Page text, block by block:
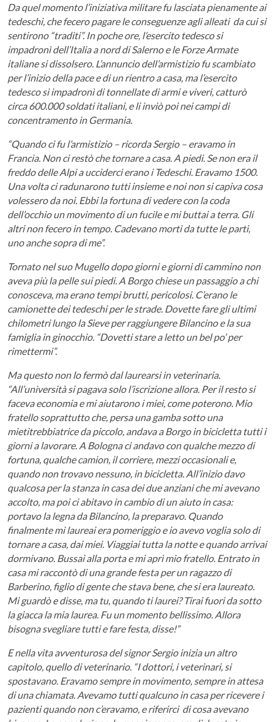
Da quel momento l’iniziativa militare fu lasciata pienamente ai
tedeschi, che fecero pagare le conseguenze agli alleati da cui si
sentirono “traditi”. In poche ore, l’esercito tedesco si
impadronì dell’Italia a nord di Salerno e le Forze Armate
italiane si dissolsero. L’annuncio dell’armistizio fu scambiato
per l’inizio della pace e di un rientro a casa, ma l’esercito
tedesco si impadronì di tonnellate di armi e viveri, catturò
circa 600.000 soldati italiani, e li inviò poi nei campi di
concentramento in Germania.
“Quando ci fu l’armistizio – ricorda Sergio – eravamo in
Francia. Non ci restò che tornare a casa. A piedi. Se non era il
freddo delle Alpi a ucciderci erano i Tedeschi. Eravamo 1500.
Una volta ci radunarono tutti insieme e noi non si capiva cosa
volessero da noi. Ebbi la fortuna di vedere con la coda
dell’occhio un movimento di un fucile e mi buttai a terra. Gli
altri non fecero in tempo. Cadevano morti da tutte le parti,
uno anche sopra di me”.
Tornato nel suo Mugello dopo giorni e giorni di cammino non
aveva più la pelle sui piedi. A Borgo chiese un passaggio a chi
conosceva, ma erano tempi brutti, pericolosi. C’erano le
camionette dei tedeschi per le strade. Dovette fare gli ultimi
chilometri lungo la Sieve per raggiungere Bilancino e la sua
famiglia in ginocchio. “Dovetti stare a letto un bel po’ per
rimettermi”.
Ma questo non lo fermò dal laurearsi in veterinaria.
“All’università si pagava solo l’iscrizione allora. Per il resto si
faceva economia e mi aiutarono i miei, come poterono. Mio
fratello soprattutto che, persa una gamba sotto una
mietitrebbiatrice da piccolo, andava a Borgo in bicicletta tutti i
giorni a lavorare. A Bologna ci andavo con qualche mezzo di
fortuna, qualche camion, il corriere, mezzi occasionali e,
quando non trovavo nessuno, in bicicletta. All’inizio davo
qualcosa per la stanza in casa dei due anziani che mi avevano
accolto, ma poi ci abitavo in cambio di un aiuto in casa:
portavo la legna da Bilancino, la preparavo. Quando
finalmente mi laureai era pomeriggio e io avevo voglia solo di
tornare a casa, dai miei. Viaggiai tutta la notte e quando arrivai
dormivano. Bussai alla porta e mi aprì mio fratello. Entrato in
casa mi raccontò di una grande festa per un ragazzo di
Barberino, figlio di gente che stava bene, che si era laureato.
Mi guardò e disse, ma tu, quando ti laurei? Tirai fuori da sotto
la giacca la mia laurea. Fu un momento bellissimo. Allora
bisogna svegliare tutti e fare festa, disse!”
E nella vita avventurosa del signor Sergio inizia un altro
capitolo, quello di veterinario. “I dottori, i veterinari, si
spostavano. Eravamo sempre in movimento, sempre in attesa
di una chiamata. Avevamo tutti qualcuno in casa per ricevere i
pazienti quando non c’eravamo, e riferirci di cosa avevano